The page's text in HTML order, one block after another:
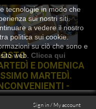
tecnologie in modo che
sui nostri siti.
a vedere il nostro
politica sui cookie.
su ciò che sono e
web. Clicca qui
E DOMENICA
MARTEDÌ.
-
Sign in / My account